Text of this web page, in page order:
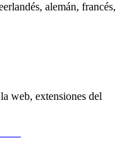
alemán, francés,
web, extensiones del